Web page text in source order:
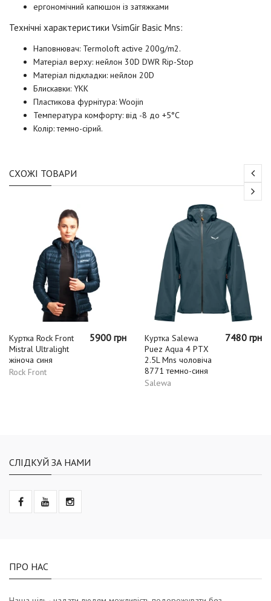
ергономічний капюшон із затяжками
Технічні характеристики VsimGir Basic Mns:
Наповнювач: Termoloft active 200g/m2.
Матеріал верху: нейлон 30D DWR Rip-Stop
Матеріал підкладки: нейлон 20D
Блискавки: YKK
Пластикова фурнітура: Woojin
Температура комфорту: від -8 до +5°C
Колір: темно-сірий.
СХОЖІ ТОВАРИ
Куртка Rock Front
Mistral Ultralight
жіноча синя
Rock Front
5900 грн
Куртка Salewa
Puez Aqua 4 PTX
2.5L Mns чоловіча
8771 темно-синя
Salewa
7480 грн
СЛІДКУЙ ЗА НАМИ
ПРО НАС